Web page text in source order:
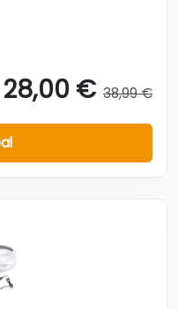
28,00 € 38,99 €